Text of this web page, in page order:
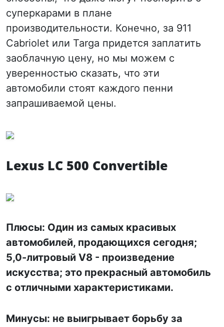
суперкарами в плане
производительности. Конечно, за 911
Cabriolet или Targa придется заплатить
заоблачную цену, но мы можем с
уверенностью сказать, что эти
автомобили стоят каждого пенни
запрашиваемой цены.
Lexus LC 500 Convertible
Плюсы: Один из самых красивых
автомобилей, продающихся сегодня;
5,0-литровый V8 - произведение
искусства; это прекрасный автомобиль
с отличными характеристиками.
Минусы: не выигрывает борьбу за